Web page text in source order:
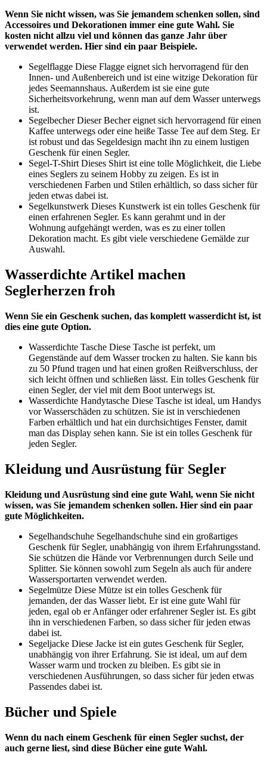
Wenn Sie nicht wissen, was Sie jemandem schenken sollen, sind
Accessoires und Dekorationen immer eine gute Wahl. Sie
kosten nicht allzu viel und können das ganze Jahr über
verwendet werden. Hier sind ein paar Beispiele.
Segelflagge Diese Flagge eignet sich hervorragend für den
Innen- und Außenbereich und ist eine witzige Dekoration für
jedes Seemannshaus. Außerdem ist sie eine gute
Sicherheitsvorkehrung, wenn man auf dem Wasser unterwegs
ist.
Segelbecher Dieser Becher eignet sich hervorragend für einen
Kaffee unterwegs oder eine heiße Tasse Tee auf dem Steg. Er
ist robust und das Segeldesign macht ihn zu einem lustigen
Geschenk für einen Segler.
Segel-T-Shirt Dieses Shirt ist eine tolle Möglichkeit, die Liebe
eines Seglers zu seinem Hobby zu zeigen. Es ist in
verschiedenen Farben und Stilen erhältlich, so dass sicher für
jeden etwas dabei ist.
Segelkunstwerk Dieses Kunstwerk ist ein tolles Geschenk für
einen erfahrenen Segler. Es kann gerahmt und in der
Wohnung aufgehängt werden, was es zu einer tollen
Dekoration macht. Es gibt viele verschiedene Gemälde zur
Auswahl.
Wasserdichte Artikel machen
Seglerherzen froh
Wenn Sie ein Geschenk suchen, das komplett wasserdicht ist, ist
dies eine gute Option.
Wasserdichte Tasche Diese Tasche ist perfekt, um
Gegenstände auf dem Wasser trocken zu halten. Sie kann bis
zu 50 Pfund tragen und hat einen großen Reißverschluss, der
sich leicht öffnen und schließen lässt. Ein tolles Geschenk für
einen Segler, der viel mit dem Boot unterwegs ist.
Wasserdichte Handytasche Diese Tasche ist ideal, um Handys
vor Wasserschäden zu schützen. Sie ist in verschiedenen
Farben erhältlich und hat ein durchsichtiges Fenster, damit
man das Display sehen kann. Sie ist ein tolles Geschenk für
jeden Segler.
Kleidung und Ausrüstung für Segler
Kleidung und Ausrüstung sind eine gute Wahl, wenn Sie nicht
wissen, was Sie jemandem schenken sollen. Hier sind ein paar
gute Möglichkeiten.
Segelhandschuhe Segelhandschuhe sind ein großartiges
Geschenk für Segler, unabhängig von ihrem Erfahrungsstand.
Sie schützen die Hände vor Verbrennungen durch Seile und
Splitter. Sie können sowohl zum Segeln als auch für andere
Wassersportarten verwendet werden.
Segelmütze Diese Mütze ist ein tolles Geschenk für
jemanden, der das Wasser liebt. Er ist eine gute Wahl für
jeden, egal ob er Anfänger oder erfahrener Segler ist. Es gibt
ihn in verschiedenen Farben, so dass sicher für jeden etwas
dabei ist.
Segeljacke Diese Jacke ist ein gutes Geschenk für Segler,
unabhängig von ihrer Erfahrung. Sie ist ideal, um auf dem
Wasser warm und trocken zu bleiben. Es gibt sie in
verschiedenen Ausführungen, so dass sicher für jeden etwas
Passendes dabei ist.
Bücher und Spiele
Wenn du nach einem Geschenk für einen Segler suchst, der
auch gerne liest, sind diese Bücher eine gute Wahl.